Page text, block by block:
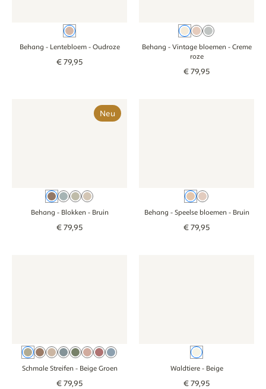
Oudroze
Behang - Lentebloem- Oudroze
€79,95
Creme roze
Oudroze
Blauw
Behang - Vintage bloemen- Creme
roze
€79,95
Behang - Blokken - bruin
Neu
BruinBlauw
GroenBeige
Behang - Blokken- Bruin
€79,95
Behang - Blokken - bruin
BruinOudroze
Behang - Speelse bloemen- Bruin
€79,95
Beige Groen
Braun
BeigeBeige Blau
GrünBeige Altrosa
RosaBlau
Schmale Streifen- Beige Groen
€79,95
Beige
Waldtiere- Beige
€79,95